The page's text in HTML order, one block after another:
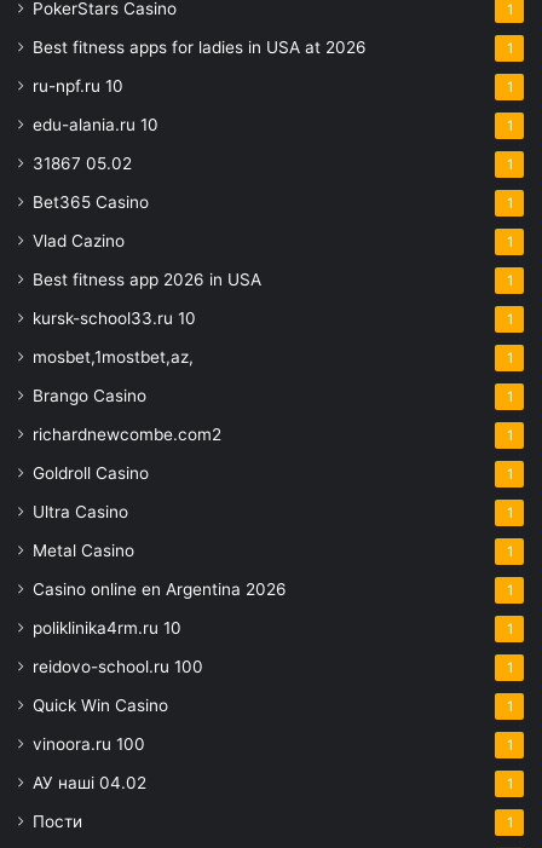
PokerStars Casino 1
Best fitness apps for ladies in USA at 2026 1
ru-npf.ru 10 1
edu-alania.ru 10 1
31867 05.02 1
Bet365 Casino 1
Vlad Cazino 1
Best fitness app 2026 in USA 1
kursk-school33.ru 10 1
mosbet,1mostbet,az, 1
Brango Casino 1
richardnewcombe.com2 1
Goldroll Casino 1
Ultra Casino 1
Metal Casino 1
Casino online en Argentina 2026 1
poliklinika4rm.ru 10 1
reidovo-school.ru 100 1
Quick Win Casino 1
vinoora.ru 100 1
АУ наші 04.02 1
Пости 1